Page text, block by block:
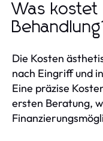
Was kostet
Die Kosten
nach Eingriff und
Eine präzise
ersten Beratung,